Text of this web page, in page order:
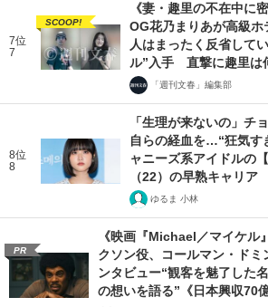
7位
7
SCOOP!
《妻・趣里の不在中に
OG花乃まりあが高級
人はまったく反省して
ル”入手 直撃に趣里は
「週刊文春」編集部
8位
8
「生理が来ないの」チ
自らの経血を…“狂気す
ャニーズ系アイドルの
（22）の早熟キャリア
ゆるま 小林
PR
《映画『Michael／マイケル
クソン役、コールマン・ドミ
ンタビュー“観客を魅了した
の想いを語る”《日本興収70